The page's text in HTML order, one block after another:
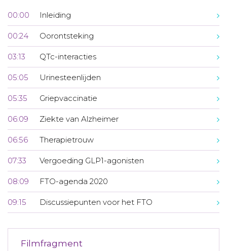
00:00 Inleiding
00:24 Oorontsteking
03:13 QTc-interacties
05:05 Urinesteenlijden
05:35 Griepvaccinatie
06:09 Ziekte van Alzheimer
06:56 Therapietrouw
07:33 Vergoeding GLP1-agonisten
08:09 FTO-agenda 2020
09:15 Discussiepunten voor het FTO
Filmfragment